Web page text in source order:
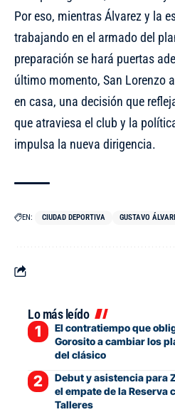
Por eso, mientras Álvarez y la
trabajando en el armado del
preparación se hará puertas
último momento, San Lorenzo
en casa, una decisión que
que atraviesa el club y la
impulsa la nueva dirigencia.
EN: CIUDAD DEPORTIVA GUSTAVO
Lo más leído
El contratiempo que
Gorosito a cambiar los
del clásico
Debut y asistencia para
el empate de la Reserva
Talleres